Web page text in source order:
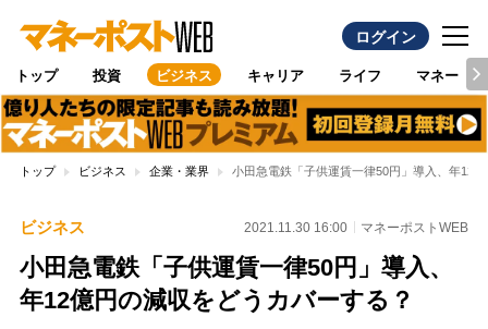
ログイン
トップ 投資 ビジネス キャリア ライフ マネー
トップ ビジネス 企業・業界 小田急電鉄「子供運賃一律50円」導入、年12
ビジネス 2021.11.30 16:00 マネーポストWEB
小田急電鉄「子供運賃一律50円」導入、
年12億円の減収をどうカバーする？